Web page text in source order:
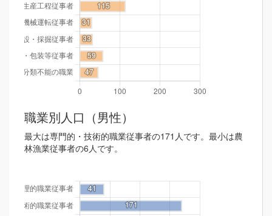
職業別人口（男性）
最大は専門的・技術的職業従事者の171人です。最小は農
林漁業従事者の6人です。